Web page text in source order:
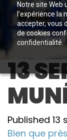
Notre site Web
l’expérience
accepter, vous
de cookies
confidentialité.
13
Published 13
Bien que